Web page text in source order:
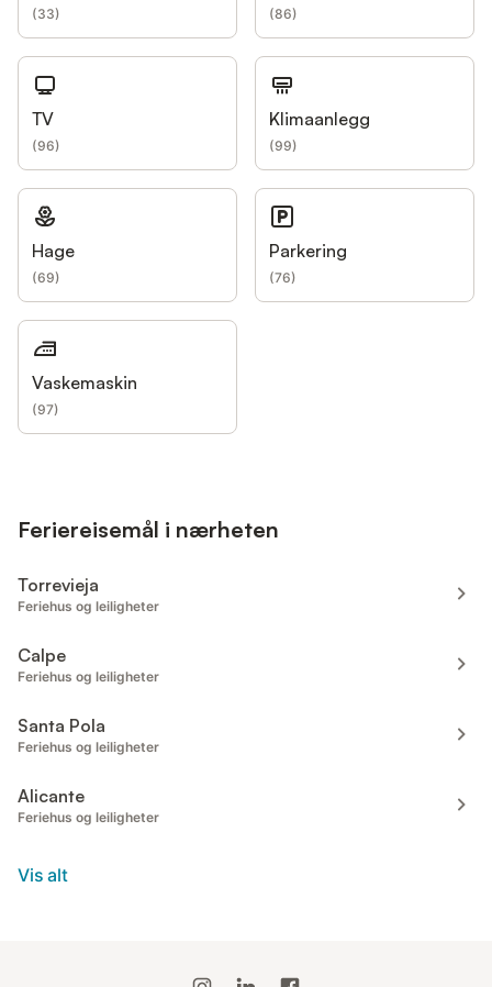
(33) (86)
TV
(96)
Klimaanlegg
(99)
Hage
(69)
Parkering
(76)
Vaskemaskin
(97)
Feriereisemål i nærheten
Torrevieja
Feriehus og leiligheter
Calpe
Feriehus og leiligheter
Santa Pola
Feriehus og leiligheter
Alicante
Feriehus og leiligheter
Vis alt